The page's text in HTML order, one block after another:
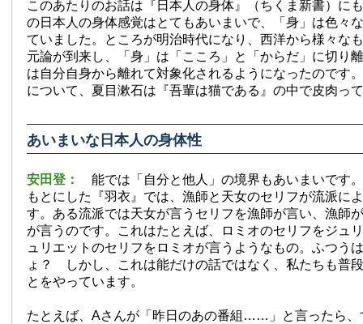
このあたりのお話は『日本人の身体』（ちくま新書）に
の日本人の身体感覚はとてもあいまいで、「身」は色々
ていました。ところが明治時代になり、西洋から様々な
元論が到来し、「身」は「こころ」と「からだ」に切り
は自分自身から離れて対象化されるようになったのです
について、夏目漱石は『吾輩は猫である』の中で皮肉っ
あいまいな日本人の身体性
安田登： 能では「自分と他人」の境界もあいまいです
もとにした『羽衣』では、漁師と天女のセリフが流派に
す。ある流派では天女が言うセリフを漁師が言い、漁師
が言うのです。これはたとえば、ロミオのセリフをジュ
ュリエットのセリフをロミオが言うようなもの。ふつう
ょ？ しかし、これは能だけの話ではなく、私たちも普
とをやっています。
たとえば、Aさんが「昨日のあの番組……」と言ったら、